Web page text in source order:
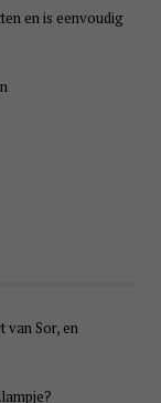
en is eenvoudig
van Sor, en